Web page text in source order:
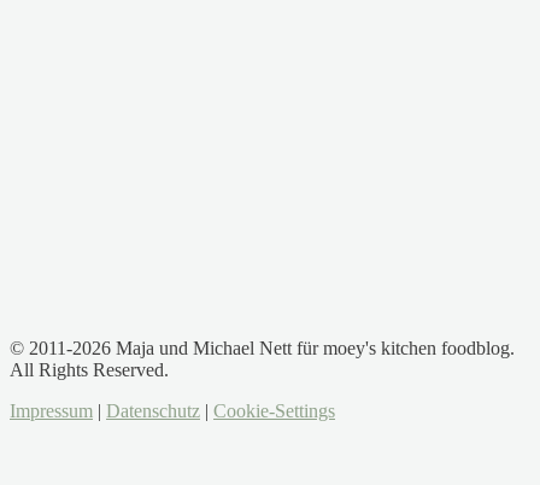
© 2011-2026 Maja und Michael Nett für moey's kitchen foodblog.
All Rights Reserved.
Impressum | Datenschutz | Cookie-Settings